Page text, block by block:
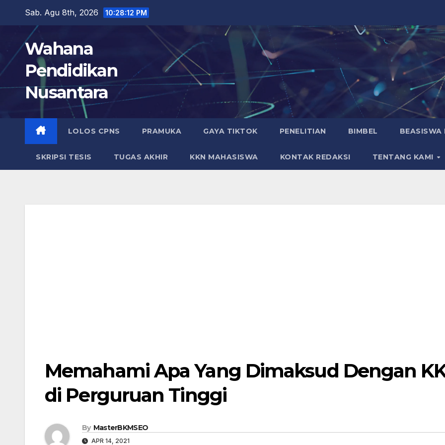
content
Sab. Agu 8th, 2026 10:28:13 PM
Wahana
Pendidikan
Nusantara
LOLOS CPNS PRAMUKA GAYA TIKTOK PENELITIAN BIMBEL BEASISWA
SKRIPSI TESIS TUGAS AKHIR KKN MAHASISWA KONTAK REDAKSI TENTANG KAMI
Memahami Apa Yang Dimaksud Dengan
di Perguruan Tinggi
By MasterBKMSEO
APR 14, 2021